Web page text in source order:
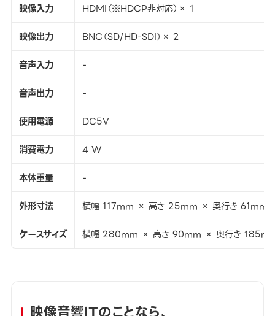
映像入力
HDMI（※HDCP非対応）× 1
映像出力
BNC（SD/HD-SDI）× 2
音声入力
-
音声出力
-
使用電源
DC5V
消費電力
4 W
本体重量
-
外形寸法
横幅 117mm × 高さ 25mm × 奥行き 61mm
ケースサイズ
横幅 280mm × 高さ 90mm × 奥行き